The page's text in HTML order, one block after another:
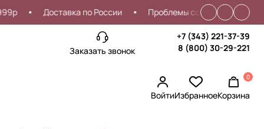
Доставка по России Проблемы со входом?
Заказать звонок
+7 (343) 221-37-39
8 (800) 30-29-221
ВойтиИзбранное
0
Корзина